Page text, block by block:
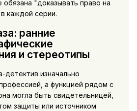
"доказывать право на
каждой серии.
ранние
и стереотипы
детектив изначально
а функцией рядом с
могла быть свидетельницей,
защиты или источником